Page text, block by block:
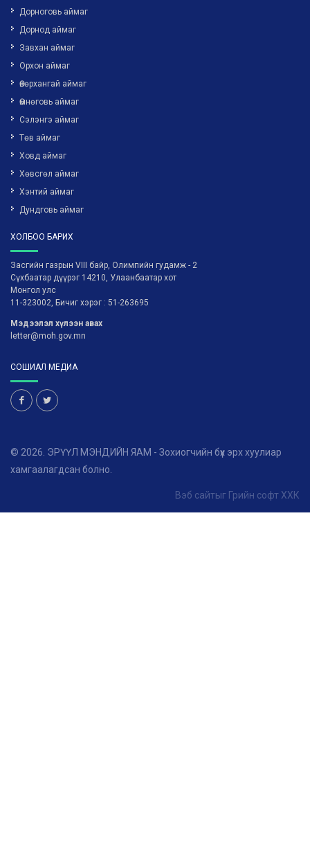
Дорноговь аймаг
Дорнод аймаг
Завхан аймаг
Орхон аймаг
Өвөрхангай аймаг
Өмнөговь аймаг
Сэлэнгэ аймаг
Төв аймаг
Ховд аймаг
Хөвсгөл аймаг
Хэнтий аймаг
Дундговь аймаг
ХОЛБОО БАРИХ
Засгийн газрын VIII байр, Олимпийн гудамж - 2
Сүхбаатар дүүрэг 14210, Улаанбаатар хот
Монгол улс
11-323002, Бичиг хэрэг : 51-263695
Мэдээлэл хүлээн авах
letter@moh.gov.mn
СОШИАЛ МЕДИА
© 2026. ЭРҮҮЛ МЭНДИЙН ЯАМ - Зохиогчийн бүх эрх хуулиар
хамгаалагдсан болно.
Вэб сайтыг Грийн софт ХХК